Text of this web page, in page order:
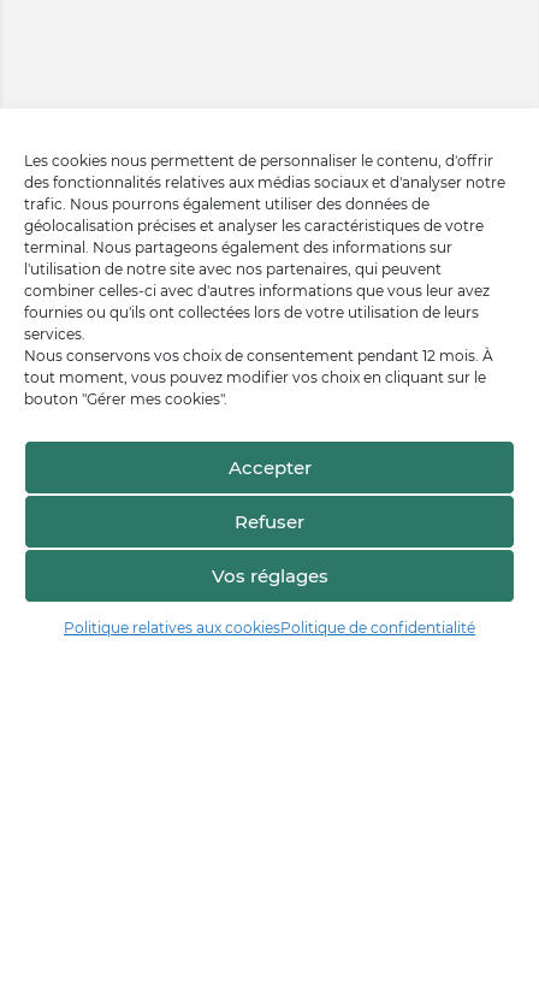
Les cookies nous permettent de personnaliser le contenu, d'offrir
des fonctionnalités relatives aux médias sociaux et d'analyser notre
trafic. Nous pourrons également utiliser des données de
géolocalisation précises et analyser les caractéristiques de votre
terminal. Nous partageons également des informations sur
l'utilisation de notre site avec nos partenaires, qui peuvent
combiner celles-ci avec d'autres informations que vous leur avez
fournies ou qu'ils ont collectées lors de votre utilisation de leurs
services.
Nous conservons vos choix de consentement pendant 12 mois. À
tout moment, vous pouvez modifier vos choix en cliquant sur le
bouton "Gérer mes cookies".
Accepter
Refuser
Vos réglages
Politique relatives aux cookiesPolitique de confidentialité
Voir sur la carte